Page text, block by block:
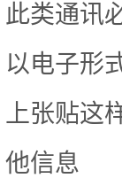
此类通讯
以电子形
上张贴
他信息